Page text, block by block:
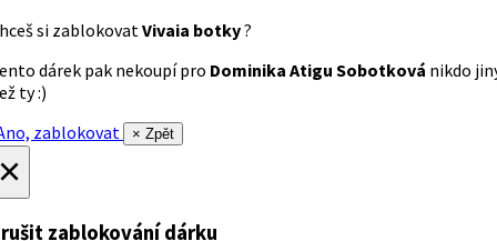
si zablokovatVivaia botky?
dárek pak nekoupí pro Dominika Atigu Sobotková nikdo
ty :)
zablokovat
× Zpět
zablokování dárku